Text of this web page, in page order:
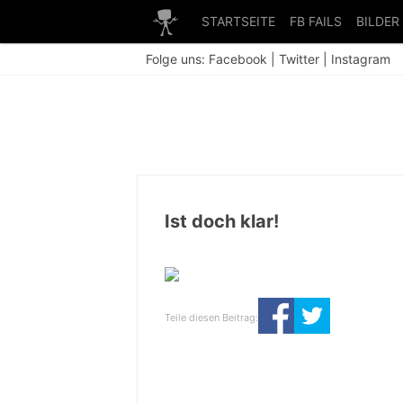
STARTSEITE FB FAILS BILDER
Folge uns: Facebook Twitter Instagram
Ist doch klar!
Teile diesen Beitrag: